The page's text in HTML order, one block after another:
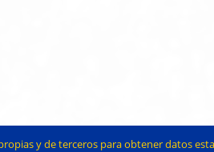
y de terceros para obtener datos